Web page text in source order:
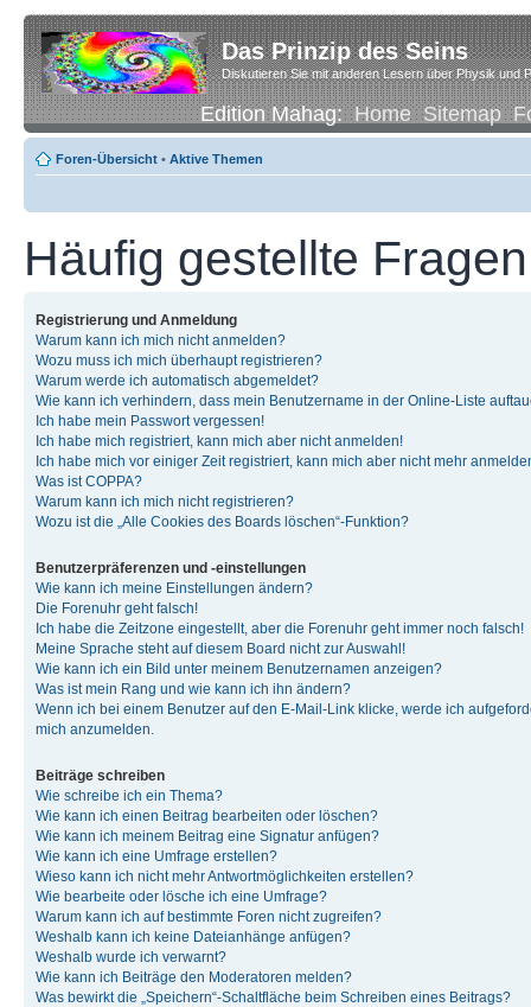
Das Prinzip des Seins
Diskutieren Sie mit anderen Lesern über Physik und
Edition Mahag:Home Sitemap
Foren-Übersicht • Aktive Themen
Häufig gestellte Fragen
Registrierung und Anmeldung
Warum kann ich mich nicht anmelden?
Wozu muss ich mich überhaupt registrieren?
Warum werde ich automatisch abgemeldet?
Wie kann ich verhindern, dass mein Benutzername in der Online-Liste
Ich habe mein Passwort vergessen!
Ich habe mich registriert, kann mich aber nicht anmelden!
Ich habe mich vor einiger Zeit registriert, kann mich aber nicht mehr
Was ist COPPA?
Warum kann ich mich nicht registrieren?
Wozu ist die „Alle Cookies des Boards löschen“-Funktion?
Benutzerpräferenzen und -einstellungen
Wie kann ich meine Einstellungen ändern?
Die Forenuhr geht falsch!
Ich habe die Zeitzone eingestellt, aber die Forenuhr geht immer noch falsch!
Meine Sprache steht auf diesem Board nicht zur Auswahl!
Wie kann ich ein Bild unter meinem Benutzernamen anzeigen?
Was ist mein Rang und wie kann ich ihn ändern?
Wenn ich bei einem Benutzer auf den E-Mail-Link klicke, werde ich
mich anzumelden.
Beiträge schreiben
Wie schreibe ich ein Thema?
Wie kann ich einen Beitrag bearbeiten oder löschen?
Wie kann ich meinem Beitrag eine Signatur anfügen?
Wie kann ich eine Umfrage erstellen?
Wieso kann ich nicht mehr Antwortmöglichkeiten erstellen?
Wie bearbeite oder lösche ich eine Umfrage?
Warum kann ich auf bestimmte Foren nicht zugreifen?
Weshalb kann ich keine Dateianhänge anfügen?
Weshalb wurde ich verwarnt?
Wie kann ich Beiträge den Moderatoren melden?
Was bewirkt die „Speichern“-Schaltfläche beim Schreiben eines Beitrags?